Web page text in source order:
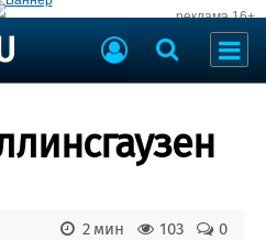
реклама 16+
0
103
2 мин